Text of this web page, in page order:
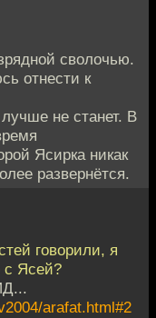
сволочью.
отнести к
не станет. В
Ясирка никак
развернётся.
говорили, я
с Ясей?
arafat.html#2